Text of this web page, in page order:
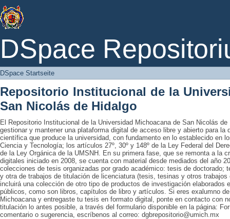
DSpace
DSpace Startseite
DSpace Startseite
Repositorio Institucional de la
San Nicolás de Hidalgo
El Repositorio Institucional de la Universidad Michoacana de San Nicolás
gestionar y mantener una plataforma digital de acceso libre y abierto para la
científica que produce la universidad, con fundamento en lo establecido en
Ciencia y Tecnología; los artículos 27º, 30º y 148º de la Ley Federal del
de la Ley Orgánica de la UMSNH. En su primera fase, que se remonta a la
digitales iniciado en 2008, se cuenta con material desde mediados del año
colecciones de tesis organizadas por grado académico: tesis de doctorado;
y otra de trabajos de titulación de licenciatura (tesis, tesinas y otros
incluirá una colección de otro tipo de productos de investigación elaborados
públicos, como son libros, capítulos de libro y artículos. Si eres exalumno
Michoacana y entregaste tu tesis en formato digital, ponte en contacto con
titulación lo antes posible, a través del formulario disponible en la página:
comentario o sugerencia, escríbenos al correo: dgbrepositorio@umich.mx